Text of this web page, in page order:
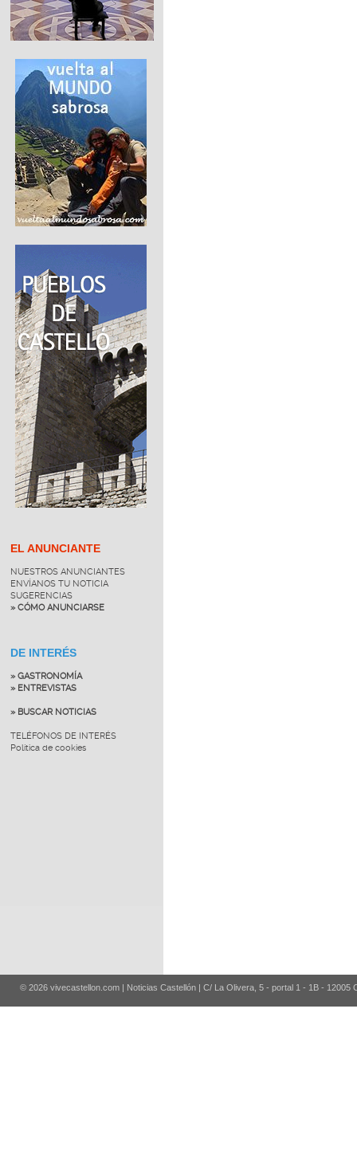
EL ANUNCIANTE
NUESTROS ANUNCIANTES
ENVÍANOS TU NOTICIA
SUGERENCIAS
» CÓMO ANUNCIARSE
DE INTERÉS
» GASTRONOMÍA
» ENTREVISTAS
» BUSCAR NOTICIAS
TELÉFONOS DE INTERÉS
Política de cookies
© 2026 vivecastellon.com | Noticias Castellón | C/ La Olivera, 5 - portal 1 - 1B - 12005